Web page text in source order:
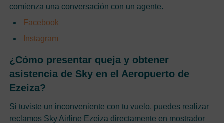
comienza una conversación con un agente.
Facebook
Instagram
¿Cómo presentar queja y obtener
asistencia de Sky en el Aeropuerto de
Ezeiza?
Si tuviste un inconveniente con tu vuelo. puedes realizar
reclamos Sky Airline Ezeiza directamente en mostrador